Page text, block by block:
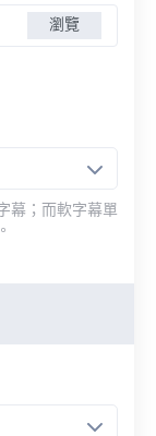
瀏覽
幕；而軟字幕單